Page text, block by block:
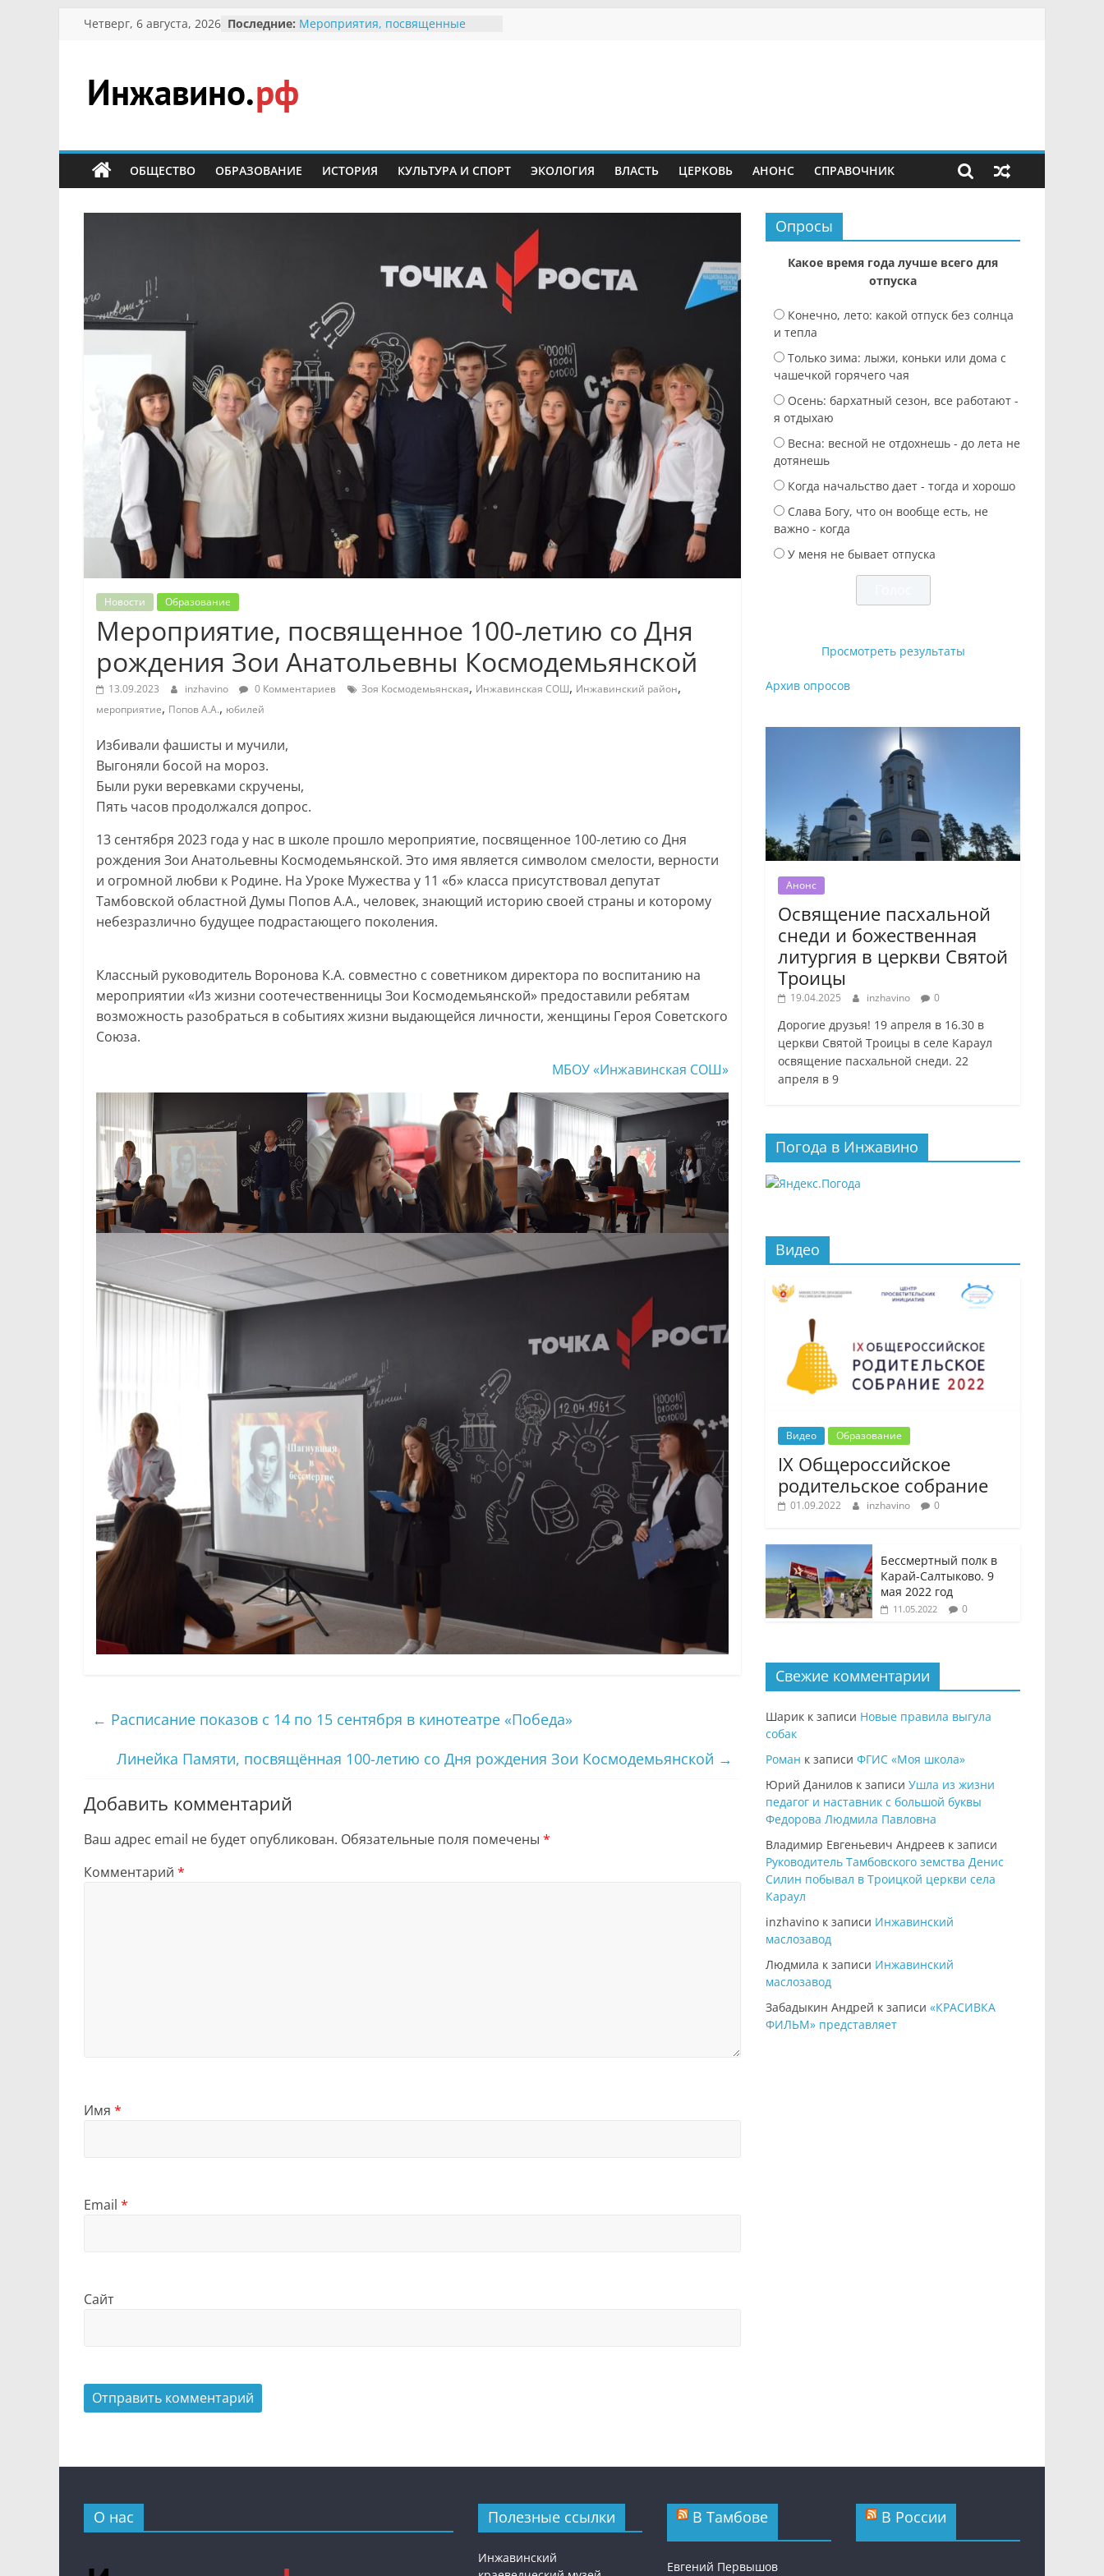
Перейти
Четверг, 6 августа, 2026 Последние: Мероприятия, посвященные
Безопасность в сети Интернет
Ученики приняли участие в
мероприятии «Сохраним
Инжавино.рф
сельский
портал
ОБЩЕСТВО ОБРАЗОВАНИЕ ИСТОРИЯ КУЛЬТУРА И СПОРТ ЭКОЛОГИЯ ВЛАСТЬ ЦЕРКОВЬ АНОНС СПРАВОЧНИК
Новости Образование
Мероприятие, посвященное 100-летию со Дня
рождения Зои Анатольевны Космодемьянской
13.09.2023 inzhavino 0 Комментариев Зоя Космодемьянская, Инжавинская СОШ, Инжавинский район,
мероприятие, Попов А.А., юбилей
Избивали фашисты и мучили,
Выгоняли босой на мороз.
Были руки веревками скручены,
Пять часов продолжался допрос.
13 сентября 2023 года у нас в школе прошло мероприятие, посвященное 100-летию со Дня
рождения Зои Анатольевны Космодемьянской. Это имя является символом смелости, верности
и огромной любви к Родине. На Уроке Мужества у 11 «б» класса присутствовал депутат
Тамбовской областной Думы Попов А.А., человек, знающий историю своей страны и которому
небезразлично будущее подрастающего поколения.
Классный руководитель Воронова К.А. совместно с советником директора по воспитанию на
мероприятии «Из жизни соотечественницы Зои Космодемьянской» предоставили ребятам
возможность разобраться в событиях жизни выдающейся личности, женщины Героя Советского
Союза.
МБОУ «Инжавинская СОШ»
← Расписание показов с 14 по 15 сентября в кинотеатре «Победа»
Линейка Памяти, посвящённая 100-летию со Дня рождения Зои Космодемьянской →
Добавить комментарий
Ваш адрес email не будет опубликован. Обязательные поля помечены *
Комментарий *
Имя *
Email *
Сайт
Опросы
Какое время года лучше всего для
отпуска
Конечно, лето: какой отпуск без солнца
и тепла
Только зима: лыжи, коньки или дома с
чашечкой горячего чая
Осень: бархатный сезон, все работают -
я отдыхаю
Весна: весной не отдохнешь - до лета не
дотянешь
Когда начальство дает - тогда и хорошо
Слава Богу, что он вообще есть, не
важно - когда
У меня не бывает отпуска
Просмотреть результаты
Архив опросов
Анонс
Освящение пасхальной
снеди и божественная
литургия в церкви Святой
Троицы
19.04.2025 inzhavino 0
Дорогие друзья! 19 апреля в 16.30 в
церкви Святой Троицы в селе Караул
освящение пасхальной снеди. 22
апреля в 9
Погода в Инжавино
Видео
Видео Образование
IX Общероссийское
родительское собрание
01.09.2022 inzhavino 0
Бессмертный полк в
Карай-Салтыково. 9
мая 2022 год
11.05.2022 0
Свежие комментарии
Шарик к записи Новые правила выгула
собак
Роман к записи ФГИС «Моя школа»
Юрий Данилов к записи Ушла из жизни
педагог и наставник с большой буквы
Федорова Людмила Павловна
Владимир Евгеньевич Андреев к записи
Руководитель Тамбовского земства Денис
Силин побывал в Троицкой церкви села
Караул
inzhavino к записи Инжавинский
маслозавод
Людмила к записи Инжавинский
маслозавод
Забадыкин Андрей к записи «КРАСИВКА
ФИЛЬМ» представляет
О нас Полезные ссылки
Инжавинский
В Тамбове
Евгений Первышов
В России